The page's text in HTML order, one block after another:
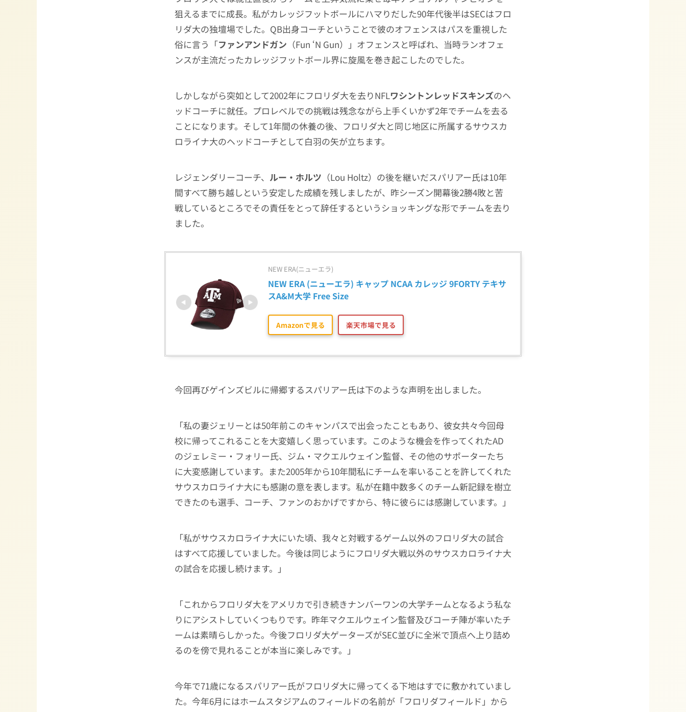
狙えるまでに成長。私がカレッジフットボールにハマりだした90年代後半はSECはフロ
リダ大の独壇場でした。QB出身コーチということで彼のオフェンスはパスを重視した
俗に言う「ファンアンドガン （Fun ‘N Gun）」オフェンスと呼ばれ、当時ランオフェ
ンスが主流だったカレッジフットボール界に旋風を巻き起こしたのでした。
しかしながら突如として2002年にフロリダ大を去りNFLワシントンレッドスキンズのヘ
ッドコーチに就任。プロレベルでの挑戦は残念ながら上手くいかず2年でチームを去る
ことになります。そして1年間の休養の後、フロリダ大と同じ地区に所属するサウスカ
ロライナ大のヘッドコーチとして白羽の矢が立ちます。
レジェンダリーコーチ、 ルー・ホルツ （Lou Holtz）の後を継いだスパリアー氏は10年
間すべて勝ち越しという安定した成績を残しましたが、昨シーズン開幕後2勝4敗と苦
戦しているところでその責任をとって辞任するというショッキングな形でチームを去り
ました。
NEW ERA(ニューエラ)
NEW ERA (ニューエラ) キャップ NCAA カレッジ 9FORTY テキサ
スA&M大学 Free Size
Amazonで見る 楽天市場で見る
今回再びゲインズビルに帰郷するスパリアー氏は下のような声明を出しました。
「私の妻ジェリーとは50年前このキャンパスで出会ったこともあり、彼女共々今回母
校に帰ってこれることを大変嬉しく思っています。このような機会を作ってくれたAD
のジェレミー・フォリー氏、ジム・マクエルウェイン監督、その他のサポーターたち
に大変感謝しています。また2005年から10年間私にチームを率いることを許してくれた
サウスカロライナ大にも感謝の意を表します。私が在籍中数多くのチーム新記録を樹立
できたのも選手、コーチ、ファンのおかげですから、特に彼らには感謝しています。」
「私がサウスカロライナ大にいた頃、我々と対戦するゲーム以外のフロリダ大の試合
はすべて応援していました。今後は同じようにフロリダ大戦以外のサウスカロライナ大
の試合を応援し続けます。」
「これからフロリダ大をアメリカで引き続きナンバーワンの大学チームとなるよう私な
りにアシストしていくつもりです。昨年マクエルウェイン監督及びコーチ陣が率いたチ
ームは素晴らしかった。今後フロリダ大ゲーターズがSEC並びに全米で頂点へ上り詰め
るのを傍で見れることが本当に楽しみです。」
今年で71歳になるスパリアー氏がフロリダ大に帰ってくる下地はすでに敷かれていまし
た。今年6月にはホームスタジアムのフィールドの名前が「フロリダフィールド」から